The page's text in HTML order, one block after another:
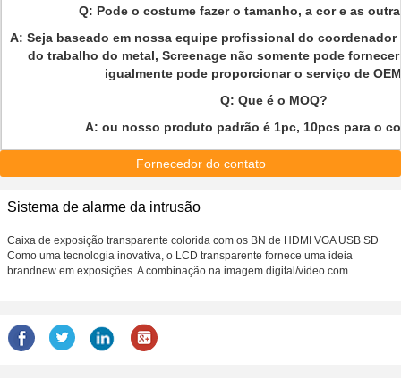
Q: Pode o costume fazer o tamanho, a cor e as
A: Seja baseado em nossa equipe profissional do
do trabalho do metal, Screenage não somente pode
igualmente pode proporcionar o serviço de
Q: Que é o MOQ?
A: ou nosso produto padrão é 1pc, 10pcs para o
Fornecedor do contato
Sistema de alarme da intrusão
Caixa de exposição transparente colorida com os BN de HDMI VGA USB SD
Como uma tecnologia inovativa, o LCD transparente fornece uma ideia
brandnew em exposições. A combinação na imagem digital/vídeo com ...